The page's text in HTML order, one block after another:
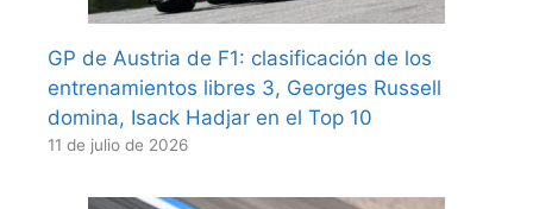
GP de Austria de F1: clasificación de los
entrenamientos libres 3, Georges Russell
domina, Isack Hadjar en el Top 10
11 de julio de 2026